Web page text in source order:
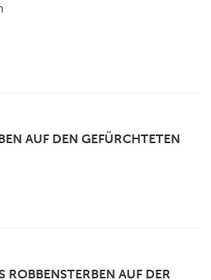
AUF DEN GEFÜRCHTETEN
ROBBENSTERBEN AUF DER